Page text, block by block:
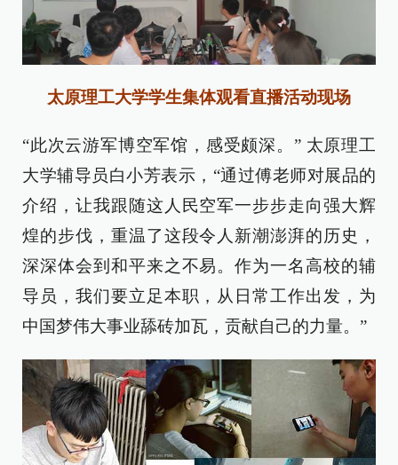
太原理工大学学生集体观看直播活动现场
“此次云游军博空军馆，感受颇深。” 太原理工
大学辅导员白小芳表示，“通过傅老师对展品的
介绍，让我跟随这人民空军一步步走向强大辉
煌的步伐，重温了这段令人新潮澎湃的历史，
深深体会到和平来之不易。作为一名高校的辅
导员，我们要立足本职，从日常工作出发，为
中国梦伟大事业舔砖加瓦，贡献自己的力量。”